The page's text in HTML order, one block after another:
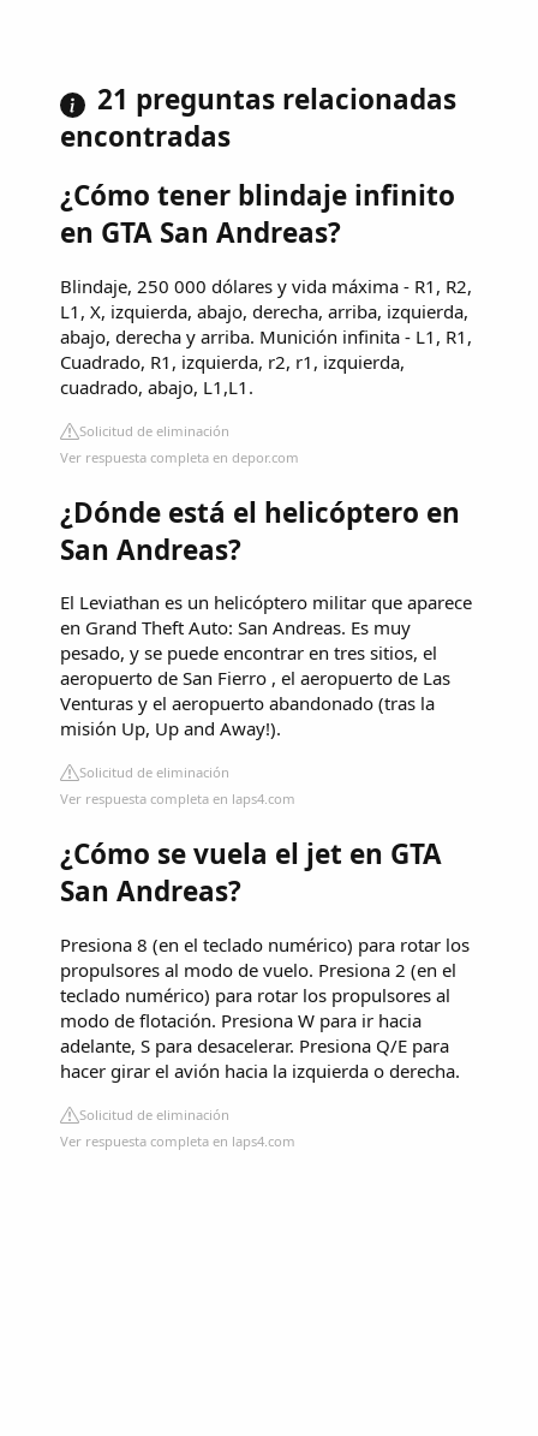
21 preguntas relacionadas
encontradas
¿Cómo tener blindaje infinito
en GTA San Andreas?
Blindaje, 250 000 dólares y vida máxima - R1, R2,
L1, X, izquierda, abajo, derecha, arriba, izquierda,
abajo, derecha y arriba. Munición infinita - L1, R1,
Cuadrado, R1, izquierda, r2, r1, izquierda,
cuadrado, abajo, L1,L1.
Solicitud de eliminación
Ver respuesta completa en depor.com
¿Dónde está el helicóptero en
San Andreas?
El Leviathan es un helicóptero militar que aparece
en Grand Theft Auto: San Andreas. Es muy
pesado, y se puede encontrar en tres sitios, el
aeropuerto de San Fierro , el aeropuerto de Las
Venturas y el aeropuerto abandonado (tras la
misión Up, Up and Away!).
Solicitud de eliminación
Ver respuesta completa en laps4.com
¿Cómo se vuela el jet en GTA
San Andreas?
Presiona 8 (en el teclado numérico) para rotar los
propulsores al modo de vuelo. Presiona 2 (en el
teclado numérico) para rotar los propulsores al
modo de flotación. Presiona W para ir hacia
adelante, S para desacelerar. Presiona Q/E para
hacer girar el avión hacia la izquierda o derecha.
Solicitud de eliminación
Ver respuesta completa en laps4.com